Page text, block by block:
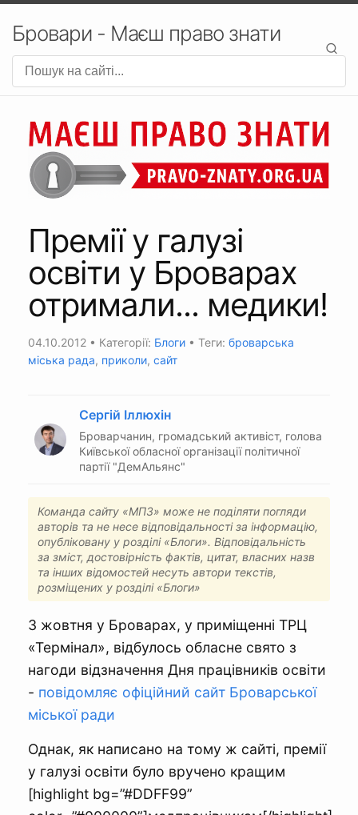
Бровари - Маєш право знати
Премії у галузі
освіти у Броварах
отримали... медики!
04.10.2012 • Категорії: Блоги • Теги: броварська
міська рада, приколи, сайт
Сергій Іллюхін
Броварчанин, громадський активіст, голова
Київської обласної організації політичної
партії "ДемАльянс"
Команда сайту «МПЗ» може не поділяти погляди
авторів та не несе відповідальності за інформацію,
опубліковану у розділі «Блоги». Відповідальність
за зміст, достовірність фактів, цитат, власних назв
та інших відомостей несуть автори текстів,
розміщених у розділі «Блоги»
3 жовтня у Броварах, у приміщенні ТРЦ
«Термінал», відбулось обласне свято з
нагоди відзначення Дня працівників освіти
- повідомляє офіційний сайт Броварської
міської ради
Однак, як написано на тому ж сайті, премії
у галузі освіти було вручено кращим
[highlight bg=”#DDFF99”